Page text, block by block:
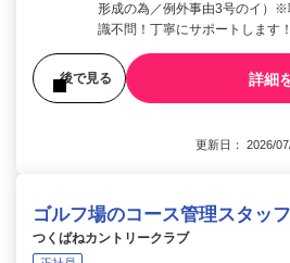
形成の為／例外事由3号のイ
識不問！丁寧にサポートします！
後で見る 詳細
更新日： 2026/
ゴルフ場のコース管理スタッフ
つくばねカントリークラブ